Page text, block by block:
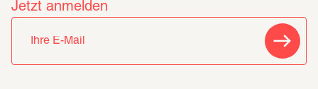
Jetzt anmelden